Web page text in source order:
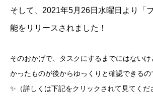
そして、2021年5月26日水曜日より「
能をリリースされました！
そのおかげで、タスクにするまでにはない
かったものが後からゆっくりと確認できる
✨（詳しくは下記をクリックされて見てくだ